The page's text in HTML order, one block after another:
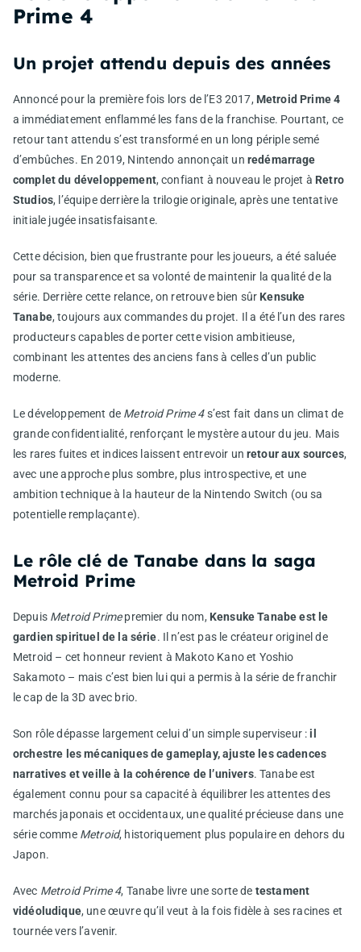
Prime 4
Un projet attendu depuis des années
Annoncé pour la première fois lors de l’E3 2017, Metroid Prime 4
a immédiatement enflammé les fans de la franchise. Pourtant, ce
retour tant attendu s’est transformé en un long périple semé
d’embûches. En 2019, Nintendo annonçait un redémarrage
complet du développement, confiant à nouveau le projet à Retro
Studios, l’équipe derrière la trilogie originale, après une tentative
initiale jugée insatisfaisante.
Cette décision, bien que frustrante pour les joueurs, a été saluée
pour sa transparence et sa volonté de maintenir la qualité de la
série. Derrière cette relance, on retrouve bien sûr Kensuke
Tanabe, toujours aux commandes du projet. Il a été l’un des rares
producteurs capables de porter cette vision ambitieuse,
combinant les attentes des anciens fans à celles d’un public
moderne.
Le développement de Metroid Prime 4s’est fait dans un climat de
grande confidentialité, renforçant le mystère autour du jeu. Mais
les rares fuites et indices laissent entrevoir unretour aux sources,
avec une approche plus sombre, plus introspective, et une
ambition technique à la hauteur de la Nintendo Switch (ou sa
potentielle remplaçante).
Le rôle clé de Tanabe dans la saga
Metroid Prime
Depuis Metroid Primepremier du nom, Kensuke Tanabe est le
gardien spirituel de la série. Il n’est pas le créateur originel de
Metroid – cet honneur revient à Makoto Kano et Yoshio
Sakamoto – mais c’est bien lui qui a permis à la série de franchir
le cap de la 3D avec brio.
Son rôle dépasse largement celui d’un simple superviseur :il
orchestre les mécaniques de gameplay, ajuste les cadences
narratives et veille à la cohérence de l’univers. Tanabe est
également connu pour sa capacité à équilibrer les attentes des
marchés japonais et occidentaux, une qualité précieuse dans une
série comme Metroid, historiquement plus populaire en dehors du
Japon.
Avec Metroid Prime 4, Tanabe livre une sorte de testament
vidéoludique, une œuvre qu’il veut à la fois fidèle à ses racines et
tournée vers l’avenir.